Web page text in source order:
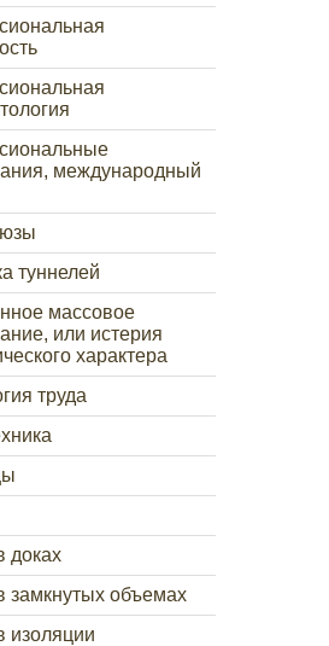
международный
туннелей
массовое
или истерия
характера
труда
доках
замкнутых объемах
изоляции